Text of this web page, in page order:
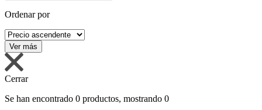
Ordenar por
Cerrar
Se han encontrado 0 productos, mostrando 0